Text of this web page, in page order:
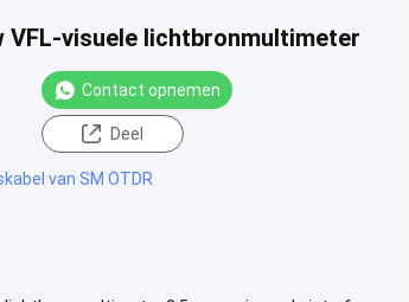
VFL-visuele lichtbronmultimeter
Contact opnemen
Deel
van SM OTDR